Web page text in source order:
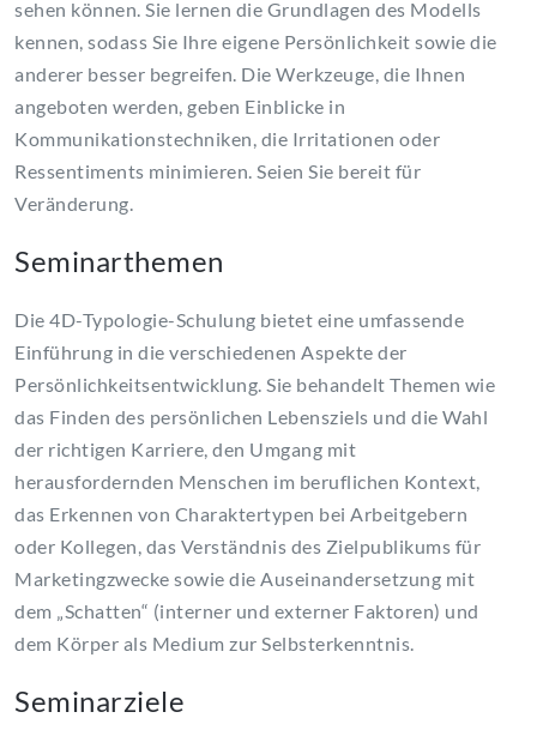
sehen können. Sie lernen die Grundlagen des Modells
kennen, sodass Sie Ihre eigene Persönlichkeit sowie die
anderer besser begreifen. Die Werkzeuge, die Ihnen
angeboten werden, geben Einblicke in
Kommunikationstechniken, die Irritationen oder
Ressentiments minimieren. Seien Sie bereit für
Veränderung.
Seminarthemen
Die 4D-Typologie-Schulung bietet eine umfassende
Einführung in die verschiedenen Aspekte der
Persönlichkeitsentwicklung. Sie behandelt Themen wie
das Finden des persönlichen Lebensziels und die Wahl
der richtigen Karriere, den Umgang mit
herausfordernden Menschen im beruflichen Kontext,
das Erkennen von Charaktertypen bei Arbeitgebern
oder Kollegen, das Verständnis des Zielpublikums für
Marketingzwecke sowie die Auseinandersetzung mit
dem „Schatten“ (interner und externer Faktoren) und
dem Körper als Medium zur Selbsterkenntnis.
Seminarziele